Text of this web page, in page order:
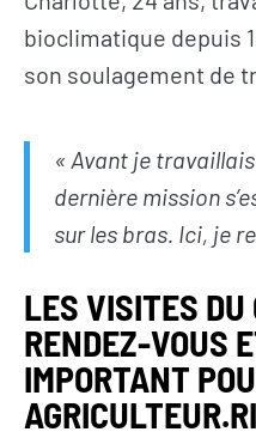
bioclimatique depuis
son soulagement de
« Avant je
dernière mission
sur les bras. Ici, je
LES VISITES DU
RENDEZ-VOUS
IMPORTANT